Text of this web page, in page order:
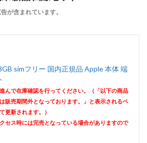
が含まれています。
simフリー 国内正規品 Apple 本体 端
んで在庫確認を行ってください。（「以下の商品
販売期間外となっております。」と表示されるペ
更新されます。）
セス時には完売となっている場合がありますので